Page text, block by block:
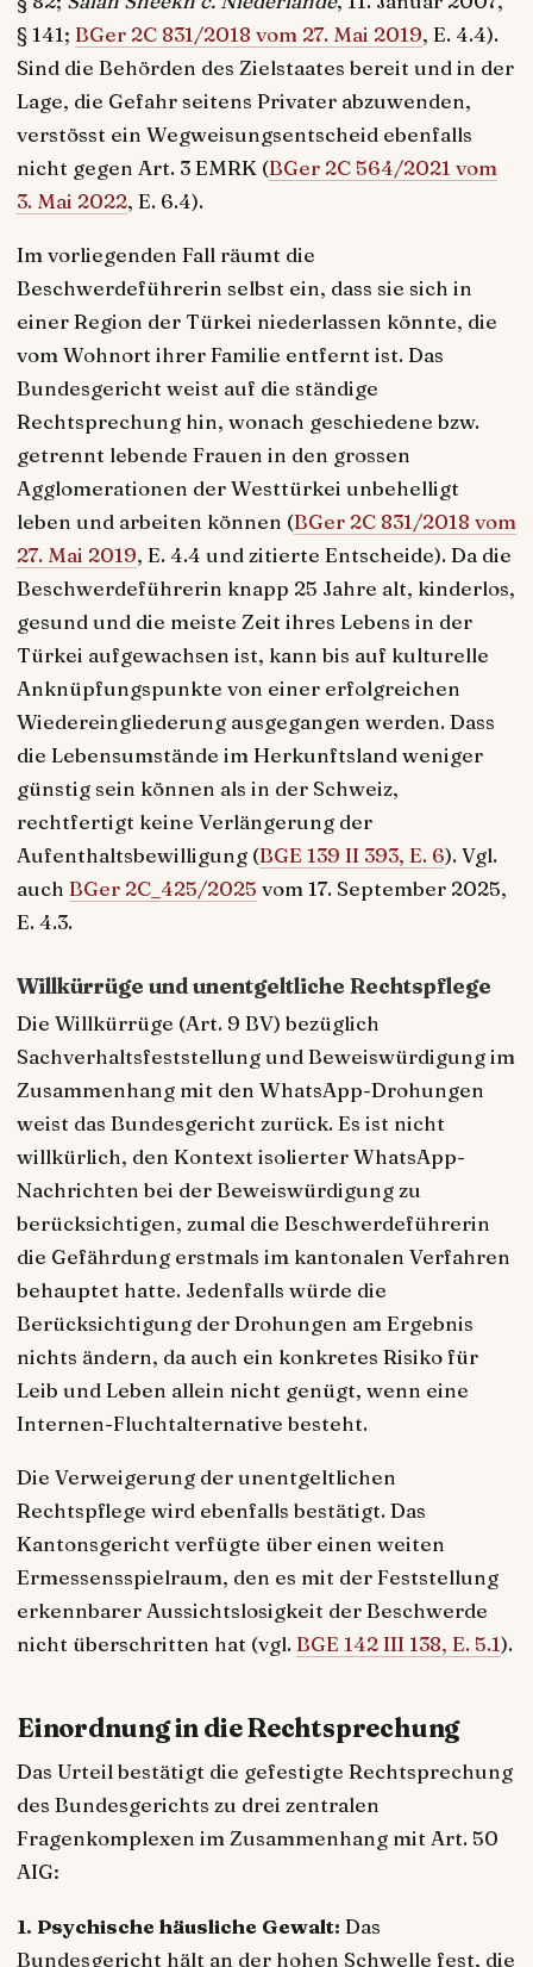
§ 141; BGer 2C 831/2018 vom 27. Mai 2019, E. 4.4).
Sind die Behörden des Zielstaates bereit und in der
Lage, die Gefahr seitens Privater abzuwenden,
verstösst ein Wegweisungsentscheid ebenfalls
nicht gegen Art. 3 EMRK (BGer 2C 564/2021 vom
3. Mai 2022, E. 6.4).
Im vorliegenden Fall räumt die
Beschwerdeführerin selbst ein, dass sie sich in
einer Region der Türkei niederlassen könnte, die
vom Wohnort ihrer Familie entfernt ist. Das
Bundesgericht weist auf die ständige
Rechtsprechung hin, wonach geschiedene bzw.
getrennt lebende Frauen in den grossen
Agglomerationen der Westtürkei unbehelligt
leben und arbeiten können (BGer 2C 831/2018 vom
27. Mai 2019, E. 4.4 und zitierte Entscheide). Da die
Beschwerdeführerin knapp 25 Jahre alt, kinderlos,
gesund und die meiste Zeit ihres Lebens in der
Türkei aufgewachsen ist, kann bis auf kulturelle
Anknüpfungspunkte von einer erfolgreichen
Wiedereingliederung ausgegangen werden. Dass
die Lebensumstände im Herkunftsland weniger
günstig sein können als in der Schweiz,
rechtfertigt keine Verlängerung der
Aufenthaltsbewilligung (BGE 139 II 393, E. 6). Vgl.
auch BGer 2C_425/2025 vom 17. September 2025,
E. 4.3.
Willkürrüge und unentgeltliche Rechtspflege
Die Willkürrüge (Art. 9 BV) bezüglich
Sachverhaltsfeststellung und Beweiswürdigung im
Zusammenhang mit den WhatsApp-Drohungen
weist das Bundesgericht zurück. Es ist nicht
willkürlich, den Kontext isolierter WhatsApp-
Nachrichten bei der Beweiswürdigung zu
berücksichtigen, zumal die Beschwerdeführerin
die Gefährdung erstmals im kantonalen Verfahren
behauptet hatte. Jedenfalls würde die
Berücksichtigung der Drohungen am Ergebnis
nichts ändern, da auch ein konkretes Risiko für
Leib und Leben allein nicht genügt, wenn eine
Internen-Fluchtalternative besteht.
Die Verweigerung der unentgeltlichen
Rechtspflege wird ebenfalls bestätigt. Das
Kantonsgericht verfügte über einen weiten
Ermessensspielraum, den es mit der Feststellung
erkennbarer Aussichtslosigkeit der Beschwerde
nicht überschritten hat (vgl.BGE 142 III 138, E. 5.1).
Einordnung in die Rechtsprechung
Das Urteil bestätigt die gefestigte Rechtsprechung
des Bundesgerichts zu drei zentralen
Fragenkomplexen im Zusammenhang mit Art. 50
AIG:
1. Psychische häusliche Gewalt: Das
Bundesgericht hält an der hohen Schwelle fest, die